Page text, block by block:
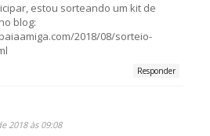
estou sorteando um kit de
blog:
2018/08/sorteio-
Responder
2018 às 09:08